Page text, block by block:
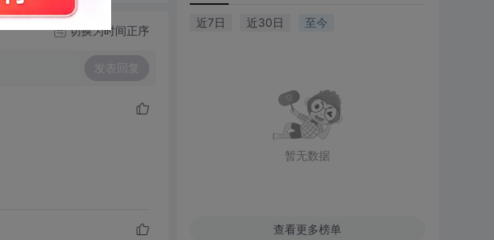
切换为时间正序
发表回复
近7日 近30日 至今
暂无数据
查看更多榜单